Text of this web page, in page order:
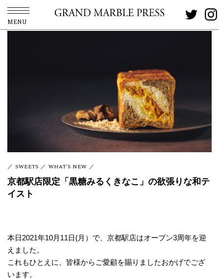
MENU
SWEETS WHAT'S NEW
京都駅店限定「黒糖みるくきなこ」の欲張りな和テ
イスト
本日2021年10月11日(月）で、京都駅店はオープン3周年を迎
えました。
これもひとえに、皆様からご愛顧を賜りましたおかげでござ
います。